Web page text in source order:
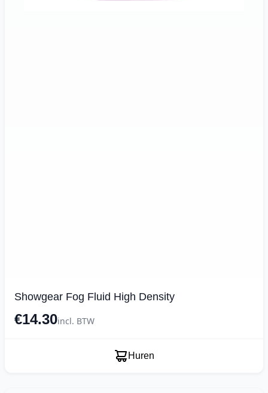
Showgear Fog Fluid High Density
€14.30incl. BTW
Huren